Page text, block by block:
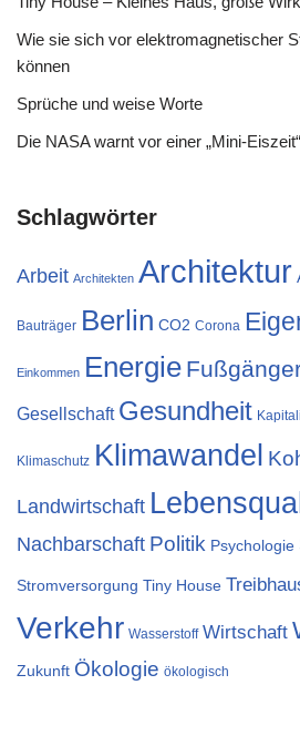
Wie sie sich vor elektromagnetischer
können
Sprüche und weise Worte
Die NASA warnt vor einer „Mini-Eiszeit“
Schlagwörter
Arbeit Architekten Architektur
Bauträger Berlin CO2 Corona
Einkommen Energie
Gesellschaft Gesundheit
Klimaschutz Klimawandel
Landwirtschaft
Nachbarschaft Politik Psychologie
Stromversorgung Tiny House
Verkehr Wasserstoff Wirtschaft
Zukunft Ökologie ökologisch